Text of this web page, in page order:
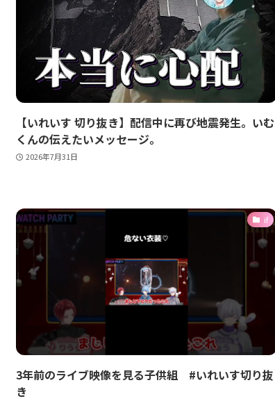
【いれいす 切り抜き】配信中に再び地震発生。いむ
くんの伝えたいメッセージ。
2026年7月31日
if
3年前のライブ映像を見る子供組 #いれいす切り抜
き